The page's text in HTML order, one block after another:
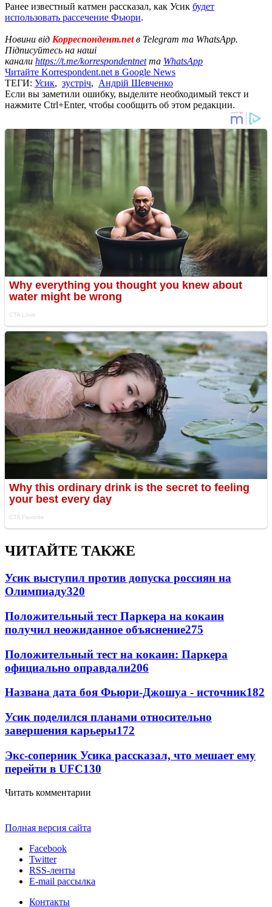
Ранее известный катмен рассказал, как Усик будет
использовать рассечение Фьюри.
Новини від Корреспондент.netв Telegram та WhatsApp.
Підписуйтесь на наші
канали https://t.me/korrespondentnetта WhatsApp
Читайте Korrespondent.net в Google News
ТЕГИ: Усик, зустріч, Андрій Шевченко
Если вы заметили ошибку, выделите необходимый текст и
нажмите Ctrl+Enter, чтобы сообщить об этом редакции.
ЧИТАЙТЕ ТАКЖЕ
Усик выступил против допуска россиян на
Олимпиаду320
Положительный тест Паркера на кокаин
получил неожиданное объяснение275
Положительный тест на кокаин: Паркера
официально оправдали206
Названа дата боя Фьюри-Джошуа - источник182
Усик поделился планами относительно
завершения карьеры172
Экс-соперник Усика рассказал, что мешает ему
перейти в UFC130
Читать комментарии
Полная версия сайта
Facebook
Twitter
RSS-ленты
E-mail рассылка
Контакты